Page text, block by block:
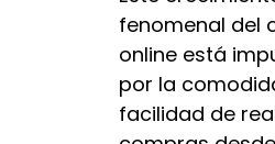
fenomenal del
online está
por la
facilidad de